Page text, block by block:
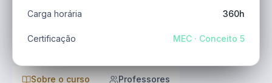
Sobre o curso Professores
Carga horária 360h
Certificação MEC · Conceito 5